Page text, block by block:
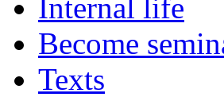
Internal life
Become
Texts